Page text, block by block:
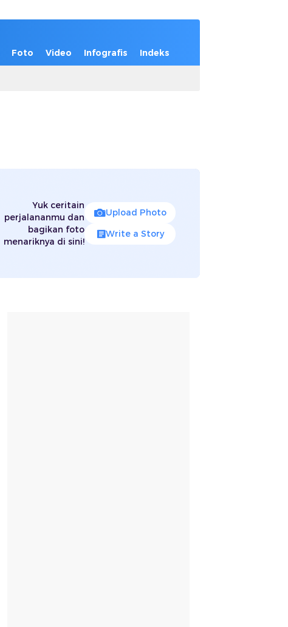
Foto Video Infografis Indeks
Yuk ceritain
perjalananmu dan
bagikan foto
menariknya di sini!
Upload Photo
Write a Story